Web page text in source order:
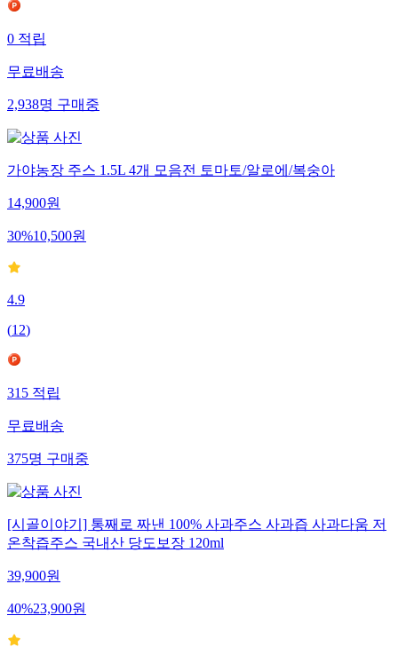
0적립
무료배송
2,938명구매중
가야농장 주스 1.5L 4개 모음전 토마토/알로에/복숭아
14,900원
30%10,500원
4.9
(12)
315적립
무료배송
375명구매중
[시골이야기] 통째로 짜낸 100% 사과주스 사과즙 사과다움 저
온착즙주스 국내산 당도보장 120ml
39,900원
40%23,900원